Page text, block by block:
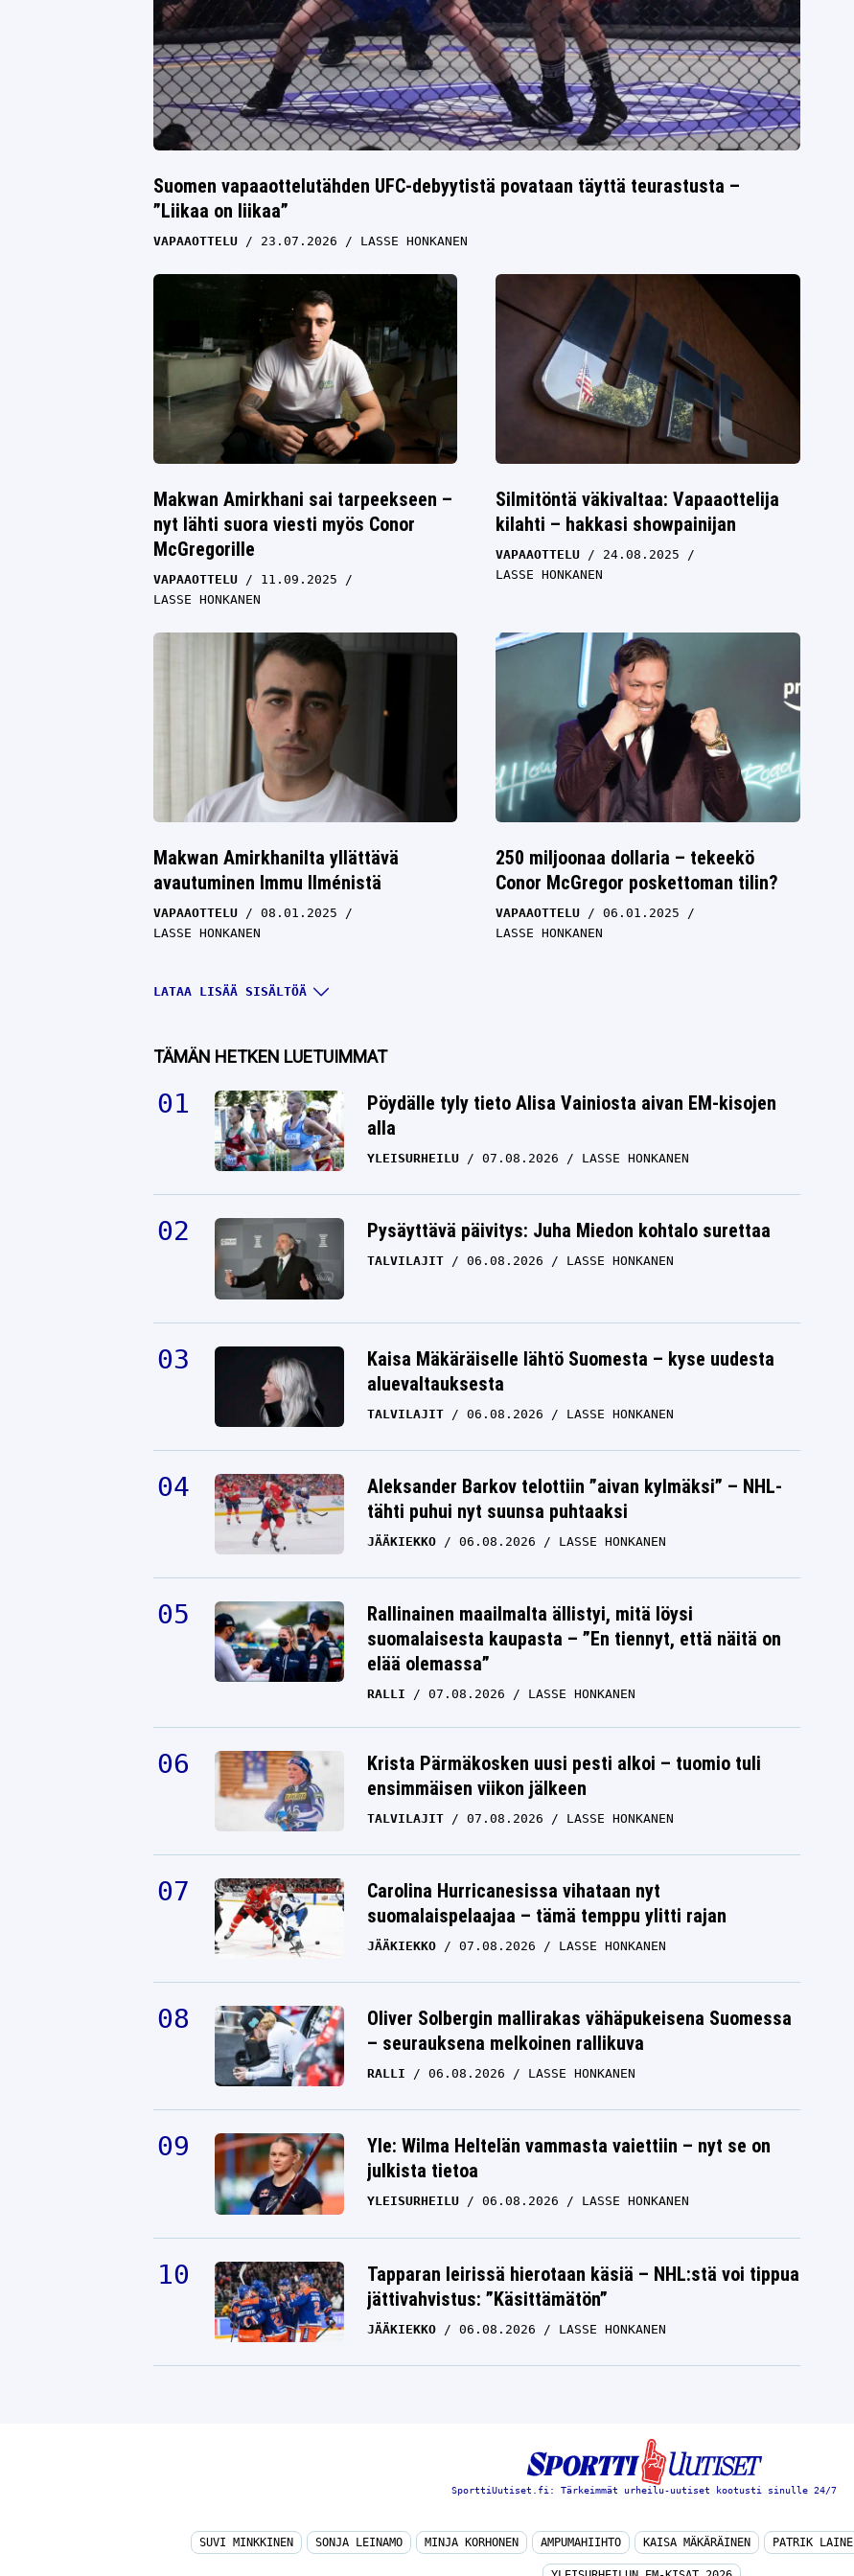
Suomen vapaaottelutähden UFC-debyytistä povataan täyttä teurastusta –
”Liikaa on liikaa”
VAPAAOTTELU 23.07.2026 LASSE HONKANEN
Makwan Amirkhani sai tarpeekseen –
nyt lähti suora viesti myös Conor
McGregorille
VAPAAOTTELU
11.09.2025
LASSE HONKANEN
Silmitöntä väkivaltaa: Vapaaottelija
kilahti – hakkasi showpainijan
VAPAAOTTELU
24.08.2025
LASSE HONKANEN
Makwan Amirkhanilta yllättävä
avautuminen Immu Ilménistä
VAPAAOTTELU
08.01.2025
LASSE HONKANEN
250 miljoonaa dollaria – tekeekö
Conor McGregor poskettoman tilin?
VAPAAOTTELU
06.01.2025
LASSE HONKANEN
hiljaiseksi – ”Tämä on jo surullista”
17.10.2024
LASSE HONKANEN
peruuntuuko lokakuulle suunniteltu
mestaruusottelu?
McGregorista tylyjä kommentteja
VAPAAOTTELU
17.06.2024
ANTTI METSÄLÄ
LATAA LISÄÄ SISÄLTÖÄ
TÄMÄN HETKEN LUETUIMMAT
Pöydälle tyly tieto Alisa Vainiosta aivan EM-kisojen
alla
YLEISURHEILU 07.08.2026 LASSE HONKANEN
Pysäyttävä päivitys: Juha Miedon kohtalo surettaa
TALVILAJIT 06.08.2026 LASSE HONKANEN
Kaisa Mäkäräiselle lähtö Suomesta – kyse uudesta
aluevaltauksesta
TALVILAJIT 06.08.2026 LASSE HONKANEN
Aleksander Barkov telottiin ”aivan kylmäksi” – NHL-
tähti puhui nyt suunsa puhtaaksi
JÄÄKIEKKO 06.08.2026 LASSE HONKANEN
Rallinainen maailmalta ällistyi, mitä löysi
suomalaisesta kaupasta – ”En tiennyt, että näitä on
elää olemassa”
RALLI 07.08.2026 LASSE HONKANEN
Krista Pärmäkosken uusi pesti alkoi – tuomio tuli
ensimmäisen viikon jälkeen
TALVILAJIT 07.08.2026 LASSE HONKANEN
Carolina Hurricanesissa vihataan nyt
suomalaispelaajaa – tämä temppu ylitti rajan
JÄÄKIEKKO 07.08.2026 LASSE HONKANEN
Oliver Solbergin mallirakas vähäpukeisena Suomessa
– seurauksena melkoinen rallikuva
RALLI 06.08.2026 LASSE HONKANEN
Yle: Wilma Heltelän vammasta vaiettiin – nyt se on
julkista tietoa
YLEISURHEILU 06.08.2026 LASSE HONKANEN
Tapparan leirissä hierotaan käsiä – NHL:stä voi tippua
jättivahvistus: ”Käsittämätön”
JÄÄKIEKKO 06.08.2026 LASSE HONKANEN
SporttiUutiset.fi: Tärkeimmät urheilu-uutiset kootusti sinulle 24/7
SUVI MINKKINEN SONJA LEINAMO MINJA KORHONEN AMPUMAHIIHTO KAISA MÄKÄRÄINEN PATRIK LAINE